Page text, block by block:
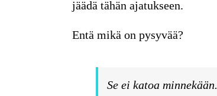
jäädä tähän ajatukseen.
Entä mikä on pysyvää?
Se ei katoa minnekään.